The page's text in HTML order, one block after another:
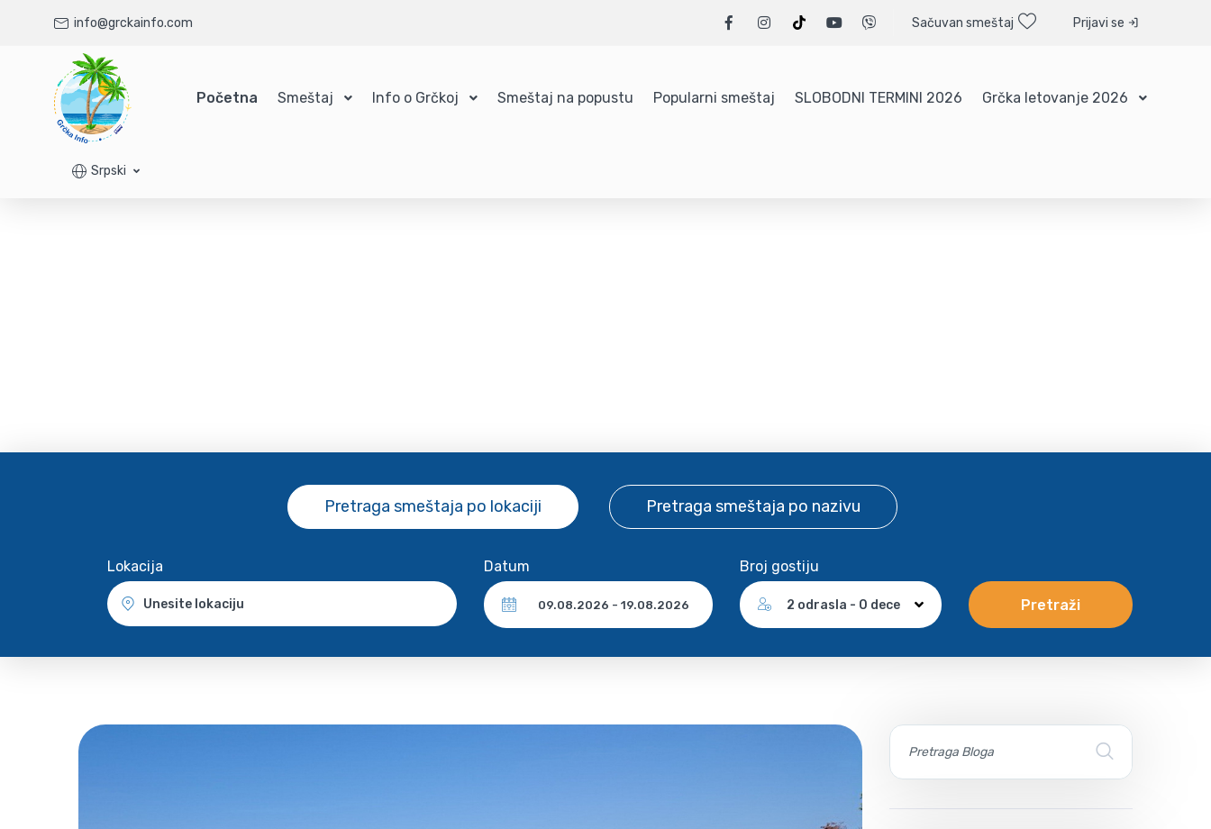
info@grckainfo.com Sačuvan smeštaj Prijavi se
Početna Smeštaj Info o Grčkoj Smeštaj na popustu Popularni smeštaj SLOBODNI TERMINI 2026 Grčka letovanje 2026
Srpski
Pretraga smeštaja po lokaciji Pretraga smeštaja po nazivu
Lokacija
Unesite lokaciju
Datum Broj gostiju
2 odrasla - 0 dece Pretraži